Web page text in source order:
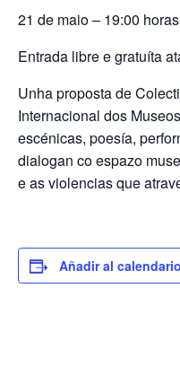
21 de maio – 19:00 horas
Entrada libre e gratuíta
Unha proposta de
Internacional dos
escénicas, poesía,
dialogan co espazo
e as violencias que
Añadir al calendario